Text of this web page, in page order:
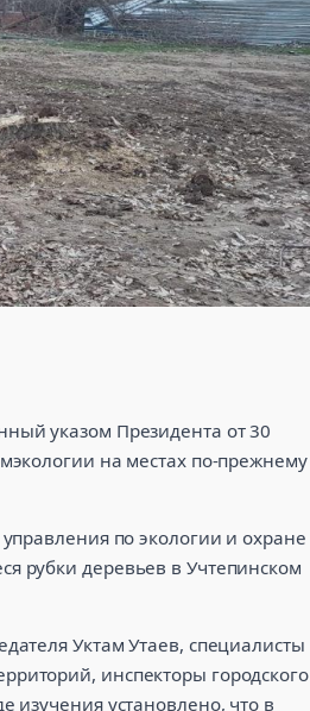
указом Президента от 30
на местах по-прежнему
по экологии и охране
рубки деревьев в Учтепинском
Уктам Утаев, специалисты
инспекторы городского
изучения установлено, что в